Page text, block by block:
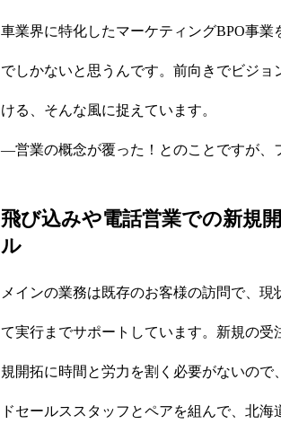
車業界に特化したマーケティングBPO事
でしかないと思うんです。前向きでビジ
ける、そんな風に捉えています。
―営業の概念が覆った！とのことですが、
飛び込みや電話営業での新規
ル
メインの業務は既存のお客様の訪問で、
て実行までサポートしています。新規の
規開拓に時間と労力を割く必要がないの
ドセールススタッフとペアを組んで、北